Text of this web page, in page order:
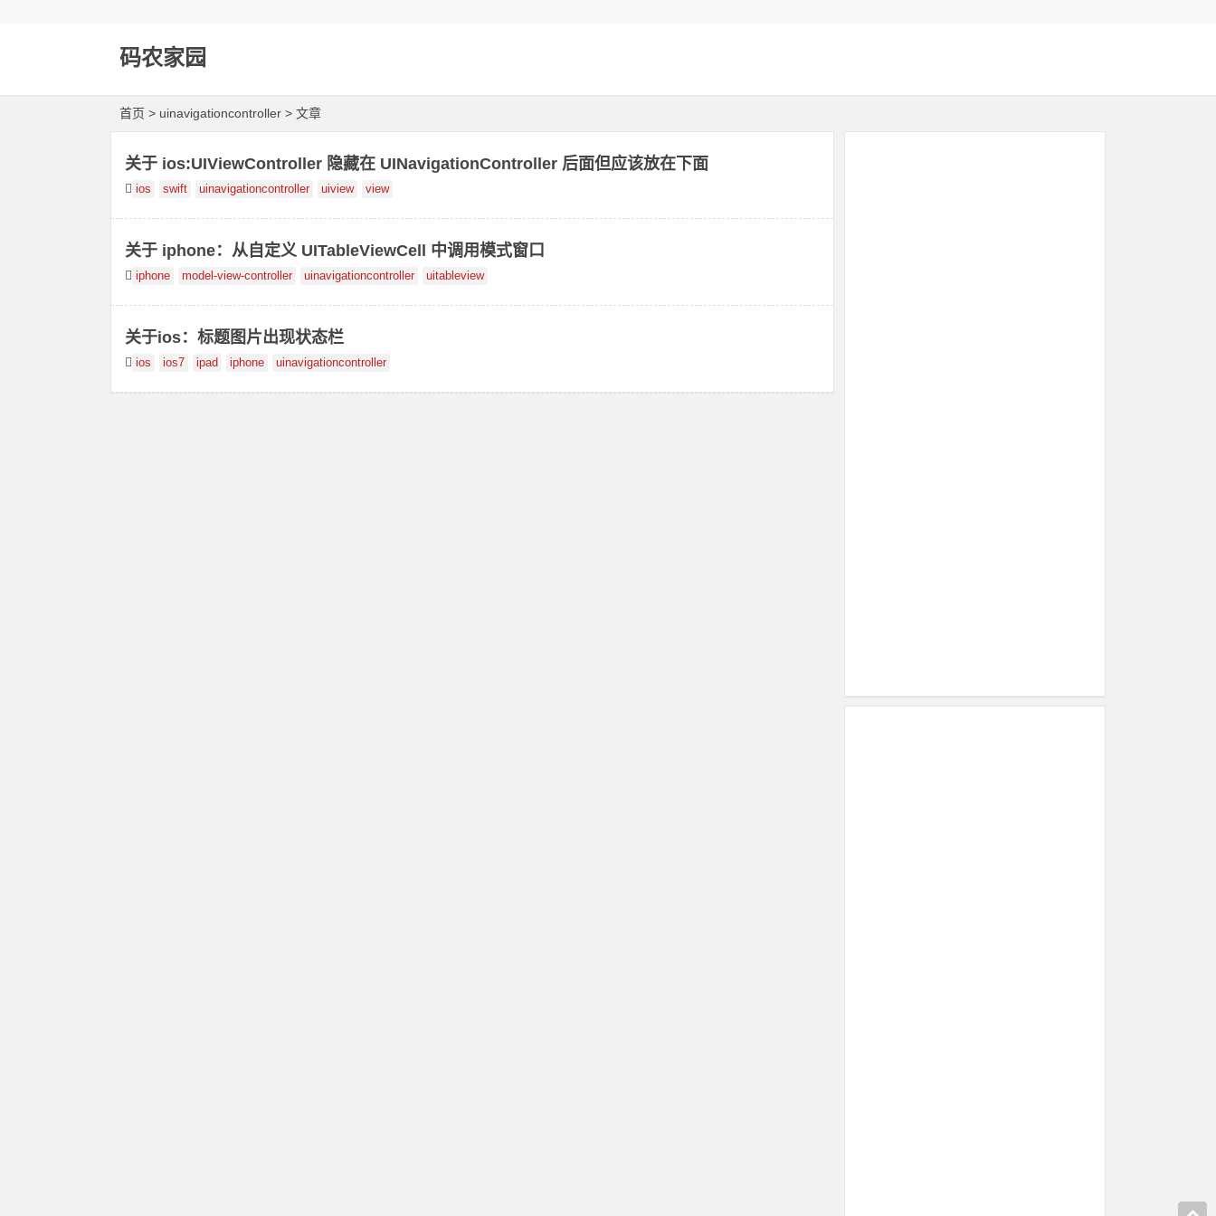
码农家园
首页 > uinavigationcontroller > 文章
关于 ios:UIViewController 隐藏在 UINavigationController 后面但应该放在下面
ios swift uinavigationcontroller uiview view
关于 iphone：从自定义 UITableViewCell 中调用模式窗口
iphone model-view-controller uinavigationcontroller uitableview
关于ios：标题图片出现状态栏
ios ios7 ipad iphone uinavigationcontroller